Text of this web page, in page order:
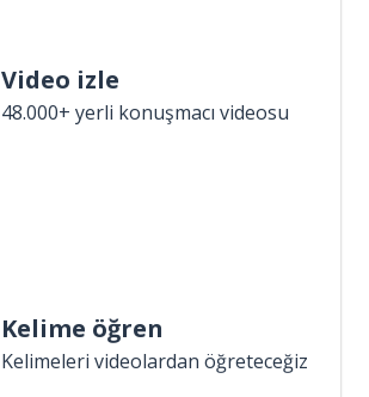
Video izle
48.000+ yerli konuşmacı videosu
Kelime öğren
Kelimeleri videolardan öğreteceğiz